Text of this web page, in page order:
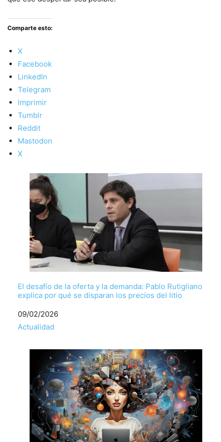
Comparte esto:
X
Facebook
LinkedIn
Telegram
Imprimir
Tumblr
Reddit
Mastodon
X
El desafío de la oferta y la demanda: Pablo Rutigliano
explica por qué se disparan los precios del litio
Fecha
09/02/2026
Respecto a
Actualidad